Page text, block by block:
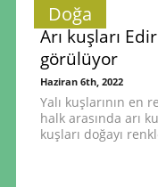
Doğa
Arı kuşları
görülüyor
Haziran 6th, 2022
Yalı kuşlarının en
halk arasında arı
kuşları doğayı